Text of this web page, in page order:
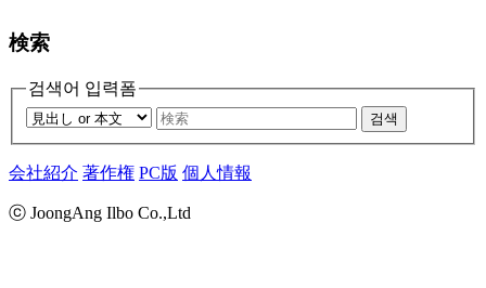
検索
검색어 입력폼
검색
会社紹介 著作権 PC版 個人情報
ⓒ JoongAng Ilbo Co.,Ltd